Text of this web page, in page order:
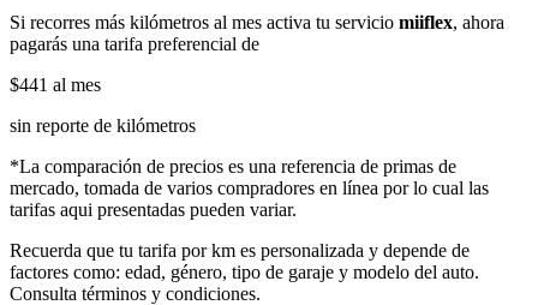
Si recorres más kilómetros al mes activa tu servicio miiflex, ahora
pagarás una tarifa preferencial de
$441 al mes
sin reporte de kilómetros
*La comparación de precios es una referencia de primas de
mercado, tomada de varios compradores en línea por lo cual las
tarifas aqui presentadas pueden variar.
Recuerda que tu tarifa por km es personalizada y depende de
factores como: edad, género, tipo de garaje y modelo del auto.
Consulta términos y condiciones.